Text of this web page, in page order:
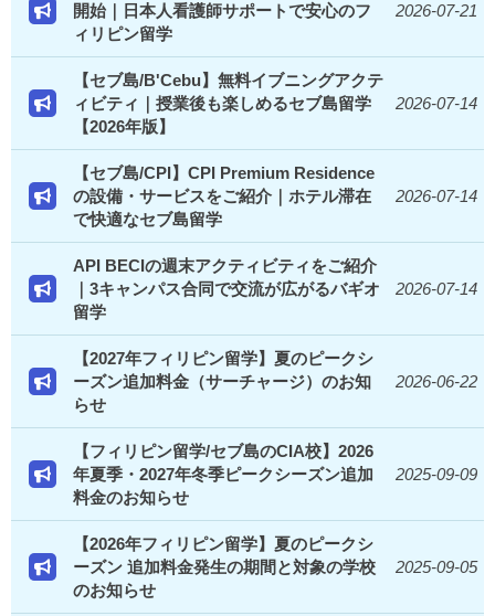
開始｜日本人看護師サポートで安心のフ
ィリピン留学
2026-07-21
【セブ島/B'Cebu】無料イブニングアクテ
ィビティ｜授業後も楽しめるセブ島留学
【2026年版】
2026-07-14
【セブ島/CPI】CPI Premium Residence
の設備・サービスをご紹介｜ホテル滞在
で快適なセブ島留学
2026-07-14
API BECIの週末アクティビティをご紹介
｜3キャンパス合同で交流が広がるバギオ
留学
2026-07-14
【2027年フィリピン留学】夏のピークシ
ーズン追加料金（サーチャージ）のお知
らせ
2026-06-22
【フィリピン留学/セブ島のCIA校】2026
年夏季・2027年冬季ピークシーズン追加
料金のお知らせ
2025-09-09
【2026年フィリピン留学】夏のピークシ
ーズン 追加料金発生の期間と対象の学校
のお知らせ
2025-09-05